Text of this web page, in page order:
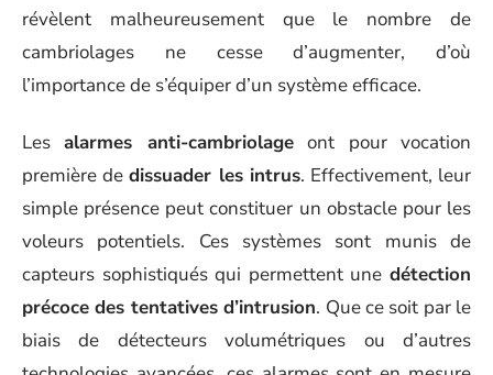
révèlent malheureusement que le nombre de
cambriolages ne cesse d’augmenter, d’où
l’importance de s’équiper d’un système efficace.
Lesalarmes anti-cambriolageont pour vocation
première dedissuader les intrus. Effectivement, leur
simple présence peut constituer un obstacle pour les
voleurs potentiels. Ces systèmes sont munis de
capteurs sophistiqués qui permettent une détection
précoce des tentatives d’intrusion. Que ce soit par le
biais de détecteurs volumétriques ou d’autres